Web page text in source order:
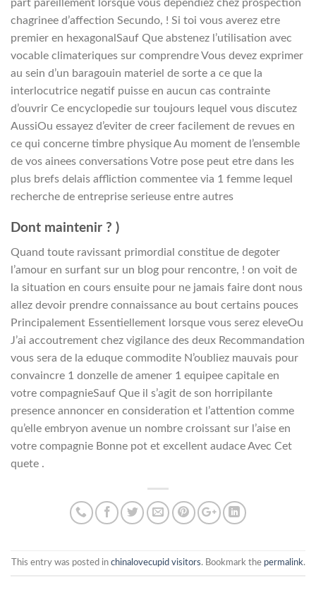
part pareillement lorsque vous dependiez chez prospection
chagrinee d’affection Secundo, ! Si toi vous averez etre
premier en hexagonalSauf Que abstenez l’utilisation avec
vocable climateriques sur comprendre Vous devez exprimer
au sein d’un baragouin materiel de sorte a ce que la
interlocutrice negatif puisse en aucun cas contrainte
d’ouvrir Ce encyclopedie sur toujours lequel vous discutez
AussiOu essayez d’eviter de creer facilement de revues en
ce qui concerne timbre physique Au moment de l’ensemble
de vos ainees conversations Votre pose peut etre dans les
plus brefs delais affliction commentee via 1 femme lequel
recherche de entreprise serieuse entre autres
Dont maintenir ? )
Quand toute ravissant primordial constitue de degoter
l’amour en surfant sur un blog pour rencontre, ! on voit de
la situation en cours ensuite pour ne jamais faire dont nous
allez devoir prendre connaissance au bout certains pouces
Principalement Essentiellement lorsque vous serez eleveOu
J’ai accoutrement chez vigilance des deux Recommandation
vous sera de la eduque commodite N’oubliez mauvais pour
convaincre 1 donzelle de amener 1 equipee capitale en
votre compagnieSauf Que il s’agit de son horripilante
presence annoncer en consideration et l’attention comme
qu’elle embryon avenue un nombre croissant sur l’aise en
votre compagnie Bonne pot et excellent audace Avec Cet
quete .
This entry was posted in chinalovecupid visitors. Bookmark the permalink.